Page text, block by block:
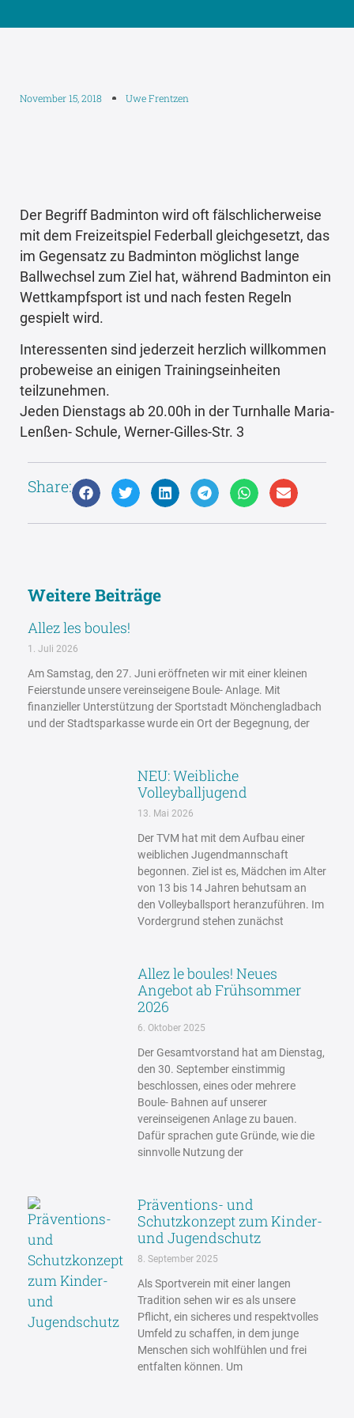
November 15, 2018 Uwe Frentzen
Der Begriff Badminton wird oft fälschlicherweise
mit dem Freizeitspiel Federball gleichgesetzt, das
im Gegensatz zu Badminton möglichst lange
Ballwechsel zum Ziel hat, während Badminton ein
Wettkampfsport ist und nach festen Regeln
gespielt wird.
Interessenten sind jederzeit herzlich willkommen
probeweise an einigen Trainingseinheiten
teilzunehmen.
Jeden Dienstags ab 20.00h in der Turnhalle Maria-
Lenßen- Schule, Werner-Gilles-Str. 3
Share:
Weitere Beiträge
Allez les boules!
1. Juli 2026
Am Samstag, den 27. Juni eröffneten wir mit einer kleinen
Feierstunde unsere vereinseigene Boule- Anlage. Mit
finanzieller Unterstützung der Sportstadt Mönchengladbach
und der Stadtsparkasse wurde ein Ort der Begegnung, der
NEU: Weibliche
Volleyballjugend
13. Mai 2026
Der TVM hat mit dem Aufbau einer
weiblichen Jugendmannschaft
begonnen. Ziel ist es, Mädchen im Alter
von 13 bis 14 Jahren behutsam an
den Volleyballsport heranzuführen. Im
Vordergrund stehen zunächst
Allez le boules! Neues
Angebot ab Frühsommer
2026
6. Oktober 2025
Der Gesamtvorstand hat am Dienstag,
den 30. September einstimmig
beschlossen, eines oder mehrere
Boule- Bahnen auf unserer
vereinseigenen Anlage zu bauen.
Dafür sprachen gute Gründe, wie die
sinnvolle Nutzung der
Präventions- und
Schutzkonzept zum Kinder-
und Jugendschutz
8. September 2025
Als Sportverein mit einer langen
Tradition sehen wir es als unsere
Pflicht, ein sicheres und respektvolles
Umfeld zu schaffen, in dem junge
Menschen sich wohlfühlen und frei
entfalten können. Um